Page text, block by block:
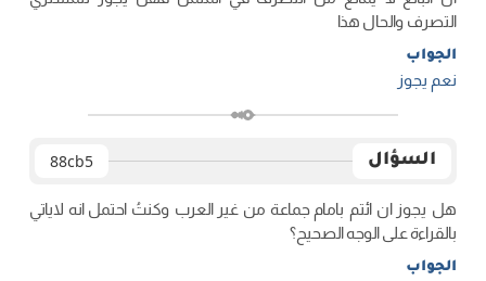
التصرف والحال هذا
الجواب
نعم یجوز
السؤال 88cb5
هل يجوز ان ائتم بامام جماعة من غير العرب وكنتُ احتمل انه لاياتي
بالقراءة على الوجه الصحيح؟
الجواب